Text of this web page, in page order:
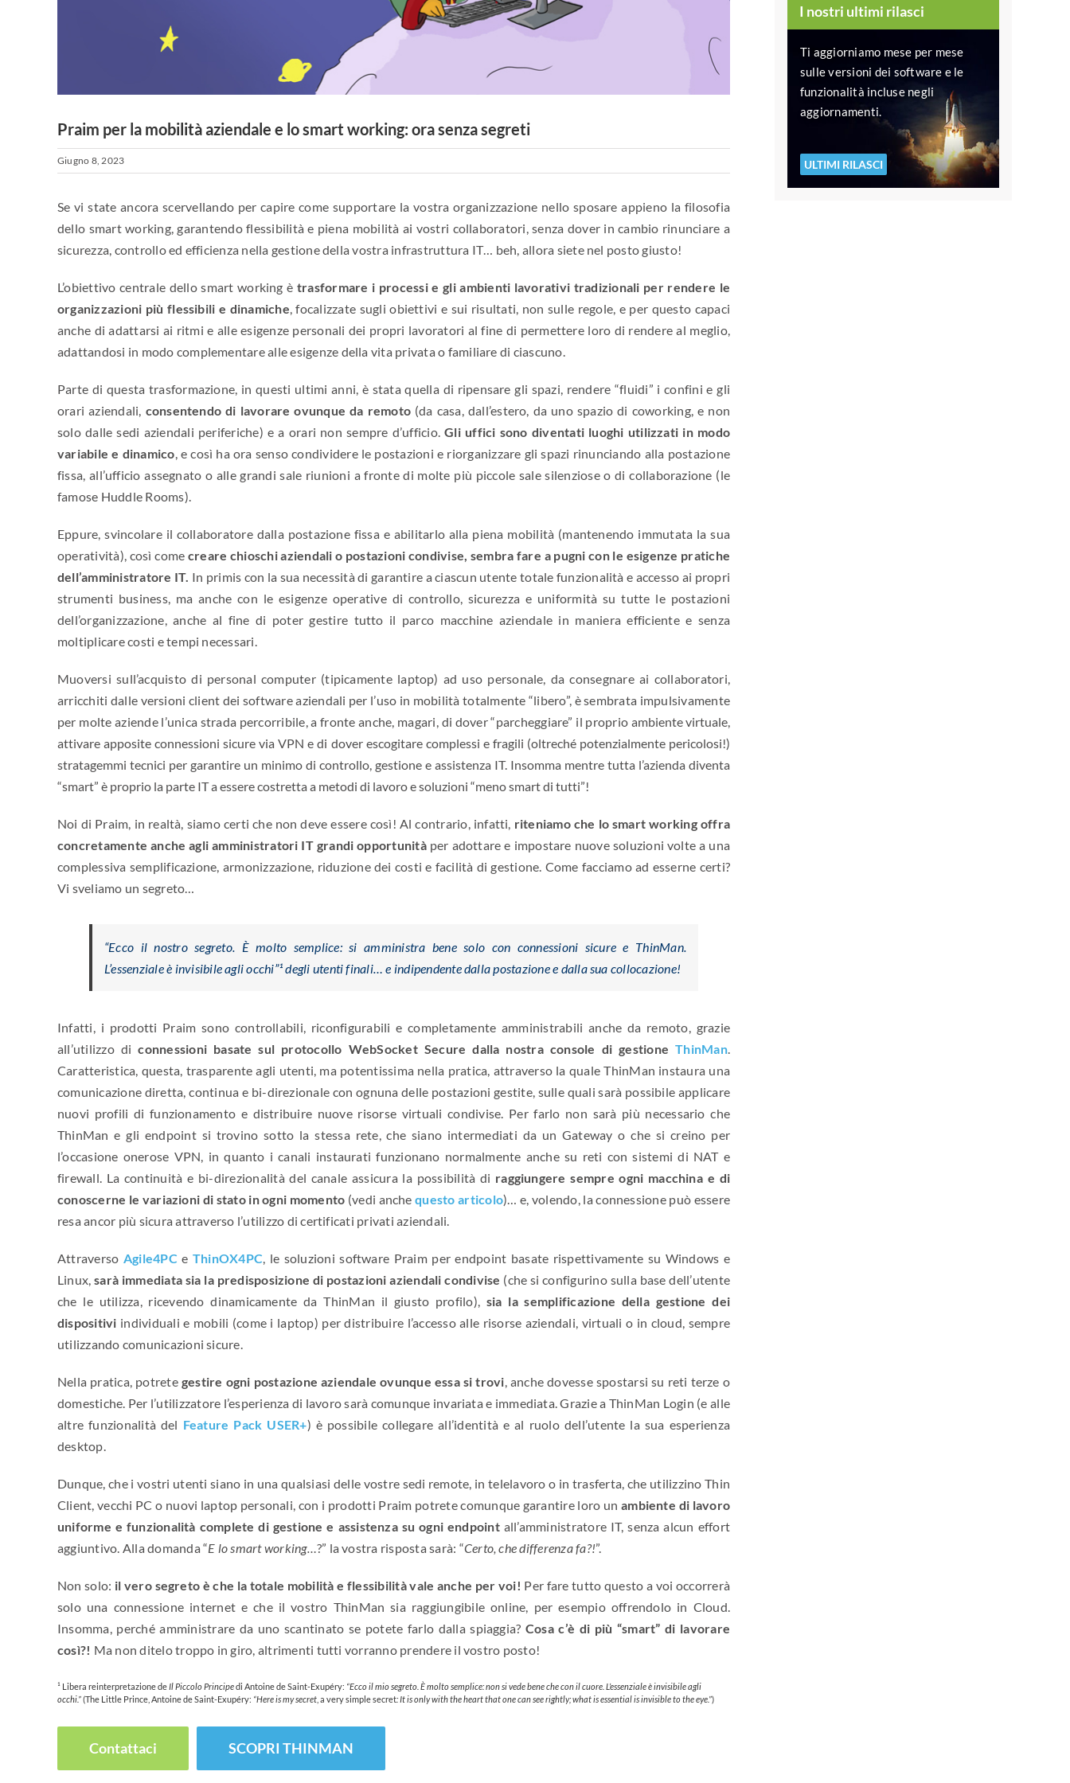
Praim per la mobilità aziendale e lo smart working: ora senza segreti
Giugno 8, 2023
Se vi state ancora scervellando per capire come supportare la vostra organizzazione nello sposare appieno la filosofia
dello smart working, garantendo flessibilità e piena mobilità ai vostri collaboratori, senza dover in cambio rinunciare a
sicurezza, controllo ed efficienza nella gestione della vostra infrastruttura IT… beh, allora siete nel posto giusto!
L’obiettivo centrale dello smart working è trasformare i processi e gli ambienti lavorativi tradizionali per rendere le
organizzazioni più flessibili e dinamiche, focalizzate sugli obiettivi e sui risultati, non sulle regole, e per questo capaci
anche di adattarsi ai ritmi e alle esigenze personali dei propri lavoratori al fine di permettere loro di rendere al meglio,
adattandosi in modo complementare alle esigenze della vita privata o familiare di ciascuno.
Parte di questa trasformazione, in questi ultimi anni, è stata quella di ripensare gli spazi, rendere “fluidi” i confini e gli
orari aziendali, consentendo di lavorare ovunque da remoto (da casa, dall’estero, da uno spazio di coworking, e non
solo dalle sedi aziendali periferiche) e a orari non sempre d’ufficio.Gli uffici sono diventati luoghi utilizzati in modo
variabile e dinamico, e così ha ora senso condividere le postazioni e riorganizzare gli spazi rinunciando alla postazione
fissa, all’ufficio assegnato o alle grandi sale riunioni a fronte di molte più piccole sale silenziose o di collaborazione (le
famose Huddle Rooms).
Eppure, svincolare il collaboratore dalla postazione fissa e abilitarlo alla piena mobilità (mantenendo immutata la sua
operatività), così come creare chioschi aziendali o postazioni condivise, sembra fare a pugni con le esigenze pratiche
dell’amministratore IT. In primis con la sua necessità di garantire a ciascun utente totale funzionalità e accesso ai propri
strumenti business, ma anche con le esigenze operative di controllo, sicurezza e uniformità su tutte le postazioni
dell’organizzazione, anche al fine di poter gestire tutto il parco macchine aziendale in maniera efficiente e senza
moltiplicare costi e tempi necessari.
Muoversi sull’acquisto di personal computer (tipicamente laptop) ad uso personale, da consegnare ai collaboratori,
arricchiti dalle versioni client dei software aziendali per l’uso in mobilità totalmente “libero”, è sembrata impulsivamente
per molte aziende l’unica strada percorribile, a fronte anche, magari, di dover “parcheggiare” il proprio ambiente virtuale,
attivare apposite connessioni sicure via VPN e di dover escogitare complessi e fragili (oltreché potenzialmente pericolosi!)
stratagemmi tecnici per garantire un minimo di controllo, gestione e assistenza IT. Insomma mentre tutta l’azienda diventa
“smart” è proprio la parte IT a essere costretta a metodi di lavoro e soluzioni “meno smart di tutti”!
Noi di Praim, in realtà, siamo certi che non deve essere così! Al contrario, infatti, riteniamo che lo smart working offra
concretamente anche agli amministratori IT grandi opportunitàper adottare e impostare nuove soluzioni volte a una
complessiva semplificazione, armonizzazione, riduzione dei costi e facilità di gestione. Come facciamo ad esserne certi?
Vi sveliamo un segreto…
“Ecco il nostro segreto. È molto semplice: si amministra bene solo con connessioni sicure e ThinMan.
L’essenziale è invisibile agli occhi”¹ degli utenti finali… e indipendente dalla postazione e dalla sua collocazione!
Infatti, i prodotti Praim sono controllabili, riconfigurabili e completamente amministrabili anche da remoto, grazie
all’utilizzo diconnessioni basate sul protocollo WebSocket Secure dalla nostra console di gestioneThinMan.
Caratteristica, questa, trasparente agli utenti, ma potentissima nella pratica, attraverso la quale ThinMan instaura una
comunicazione diretta, continua e bi-direzionale con ognuna delle postazioni gestite, sulle quali sarà possibile applicare
nuovi profili di funzionamento e distribuire nuove risorse virtuali condivise. Per farlo non sarà più necessario che
ThinMan e gli endpoint si trovino sotto la stessa rete, che siano intermediati da un Gateway o che si creino per
l’occasione onerose VPN, in quanto i canali instaurati funzionano normalmente anche su reti con sistemi di NAT e
firewall. La continuità e bi-direzionalità del canale assicura la possibilità di raggiungere sempre ogni macchina e di
conoscerne le variazioni di stato in ogni momento (vedi anchequesto articolo)… e, volendo, la connessione può essere
resa ancor più sicura attraverso l’utilizzo di certificati privati aziendali.
Attraverso Agile4PC e ThinOX4PC, le soluzioni software Praim per endpoint basate rispettivamente su Windows e
Linux,sarà immediata sia la predisposizione di postazioni aziendali condivise (che si configurino sulla base dell’utente
che le utilizza, ricevendo dinamicamente da ThinMan il giusto profilo), sia la semplificazione della gestione dei
dispositivi individuali e mobili (come i laptop) per distribuire l’accesso alle risorse aziendali, virtuali o in cloud, sempre
utilizzando comunicazioni sicure.
Nella pratica, potrete gestire ogni postazione aziendale ovunque essa si trovi, anche dovesse spostarsi su reti terze o
domestiche. Per l’utilizzatore l’esperienza di lavoro sarà comunque invariata e immediata. Grazie a ThinMan Login (e alle
altre funzionalità del Feature Pack USER+) è possibile collegare all’identità e al ruolo dell’utente la sua esperienza
desktop.
Dunque, che i vostri utenti siano in una qualsiasi delle vostre sedi remote, in telelavoro o in trasferta, che utilizzino Thin
Client, vecchi PC o nuovi laptop personali, con i prodotti Praim potrete comunque garantire loro unambiente di lavoro
uniforme e funzionalità complete di gestione e assistenza su ogni endpointall’amministratore IT, senza alcun effort
aggiuntivo. Alla domanda “E lo smart working…?” la vostra risposta sarà: “Certo, che differenza fa?!”.
Non solo: il vero segreto è che la totale mobilità e flessibilità vale anche per voi! Per fare tutto questo a voi occorrerà
solo una connessione internet e che il vostro ThinMan sia raggiungibile online, per esempio offrendolo in Cloud.
Insomma, perché amministrare da uno scantinato se potete farlo dalla spiaggia? Cosa c’è di più “smart” di lavorare
così?! Ma non ditelo troppo in giro, altrimenti tutti vorranno prendere il vostro posto!
¹ Libera reinterpretazione deIl Piccolo Principedi Antoine de Saint-Exupéry: “Ecco il mio segreto. È molto semplice: non si vede bene che con il cuore. L’essenziale è invisibile agli
occhi.”(The Little Prince, Antoine de Saint-Exupéry: “Here is my secret , a very simple secret: It is only with the heart that one can see rightly; what is essential is invisible to the eye.”)
Contattaci SCOPRI THINMAN
I nostri ultimi rilasci
Ti aggiorniamo mese per mese
sulle versioni dei software e le
funzionalità incluse negli
aggiornamenti.
ULTIMI RILASCI